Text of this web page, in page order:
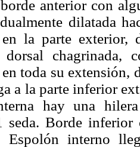
anterior con
dilatada
en la parte exterior,
dorsal
en toda su extensión,
a la parte inferior
hay una
seda. Borde inferior
Espolón interno